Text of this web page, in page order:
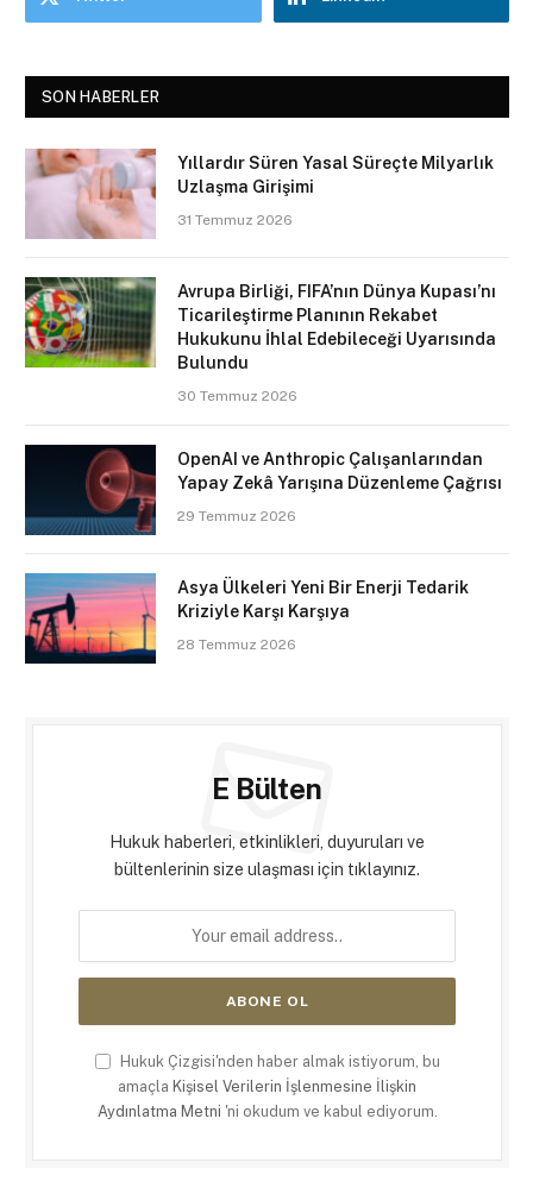
SON HABERLER
Yıllardır Süren Yasal Süreçte Milyarlık
Uzlaşma Girişimi
31 Temmuz 2026
Avrupa Birliği, FIFA’nın Dünya Kupası’nı
Ticarileştirme Planının Rekabet
Hukukunu İhlal Edebileceği Uyarısında
Bulundu
30 Temmuz 2026
OpenAI ve Anthropic Çalışanlarından
Yapay Zekâ Yarışına Düzenleme Çağrısı
29 Temmuz 2026
Asya Ülkeleri Yeni Bir Enerji Tedarik
Kriziyle Karşı Karşıya
28 Temmuz 2026
E Bülten
Hukuk haberleri, etkinlikleri, duyuruları ve
bültenlerinin size ulaşması için tıklayınız.
Hukuk Çizgisi'nden haber almak istiyorum, bu
amaçla Kişisel Verilerin İşlenmesine İlişkin
Aydınlatma Metni 'ni okudum ve kabul ediyorum.